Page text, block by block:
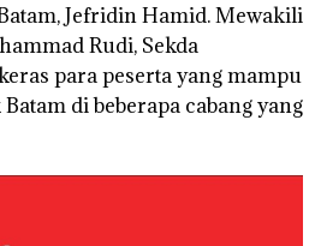
Jefridin Hamid. Mewakili
Rudi, Sekda
para peserta yang mampu
di beberapa cabang yang